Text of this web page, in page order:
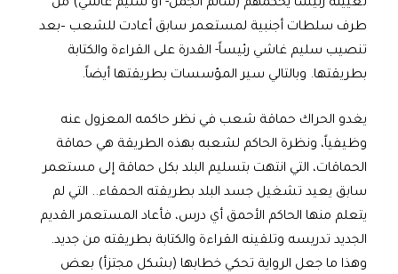
تعيينه رئيساً يحكمهم (سالم الجمل- أو سليم غاشي) من
طرف سلطات أجنبية لمستعمر سابق أعادت للشعب –بعد
تنصيب سليم غاشي رئيساً- القدرة على القراءة والكتابة
بطريقتها. وبالتالي سير المؤسسات بطريقتها أيضاً.
يغدو الحراك حماقة شعب في نظر حاكمه المعزول عنه
وظيفياً، ونظرة الحاكم لشعبه بهذه الطريقة هي حماقة
الحماقات، التي انتهت بتسليم البلد بكل حماقة إلى مستعمر
سابق يعيد تشغيل جسد البلد بطريقته الحمقاء.. التي لم
يتعلم منها الحاكم الأحمق أي درس، فأعاد المستعمر القديم
الجديد تدريسه وتلقينه القراءة والكتابة بطريقته من جديد.
وهذا ما جعل الرواية تحكي خطابها (بشكل مجتزأ) بعض